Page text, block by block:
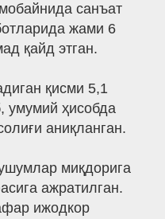
санъат
жами 6
қайд этган.
қисми 5,1
умумий ҳисобда
аниқланган.
миқдорига
ажратилган.
ижодкор